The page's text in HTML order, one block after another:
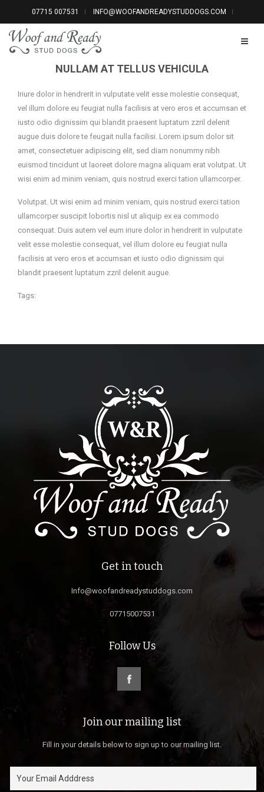
07715 007531 INFO@WOOFANDREADYSTUDDOGS.COM
NULLAM AT TELLUS VEHICULA
Iriure dolor in hendrerit in vulputate velit esse molestie consequat,
vel illum dolore eu feugiat nulla facilisis at vero eros et accumsan et
iusto odio dignissim qui blandit praesent luptatum zzril delenit
augue duis dolore te feugait nulla facilisi. Lorem ipsum dolor sit
amet, consectetuer adipiscing elit, sed diam nonummy nibh
euismod tincidunt ut laoreet dolore magna aliquam erat volutpat. Ut
wisi enim ad minim veniam, quis nostrud exerci tation ullamcorper.
Volutpat. Ut wisi enim ad minim veniam, quis nostrud exerci tation
ullamcorper suscipit lobortis nisl ut aliquip ex ea commodo
consequat. Duis autem vel eum iriure dolor in hendrerit in vulputate
velit esse molestie consequat, vel illum dolore eu feugiat nulla
facilisis at vero eros et accumsan et iusto odio dignissim qui
blandit praesent luptatum zzril delenit augue.
Tags:
Get in touch
Info@woofandreadystuddogs.com
07715007531
Follow Us
Join our mailing list
Fill in your details below to sign up to our mailing list.